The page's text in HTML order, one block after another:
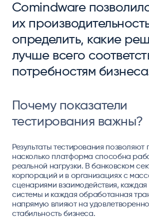
Comindware
их
определить, какие
лучше всего
потребностям
Почему показатели
тестирования важны?
Результаты тестирования позволяют
насколько платформа способна
реальной нагрузки. В банковском
корпораций и в организациях с
сценариями взаимодействия, каждая
системы и каждая обработанная
напрямую влияют на
стабильность бизнеса.